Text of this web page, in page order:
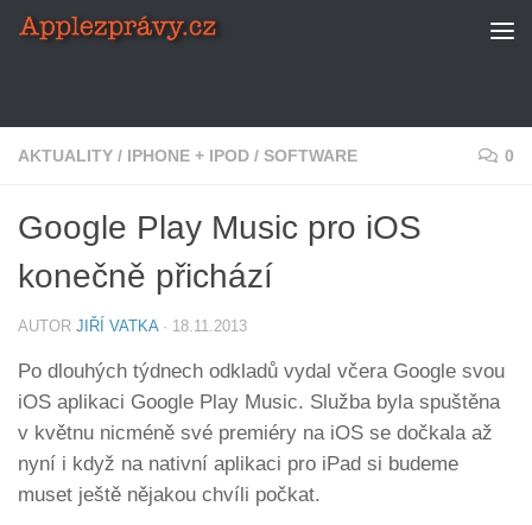
Skip to content
AKTUALITY / IPHONE + IPOD / SOFTWARE 0
Google Play Music pro iOS
konečně přichází
AUTOR JIŘÍ VATKA · 18.11.2013
Po dlouhých týdnech odkladů vydal včera Google svou
iOS aplikaci Google Play Music. Služba byla spuštěna
v květnu nicméně své premiéry na iOS se dočkala až
nyní i když na nativní aplikaci pro iPad si budeme
muset ještě nějakou chvíli počkat.